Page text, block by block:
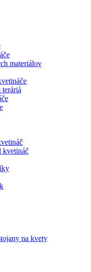
materiálov
teráriá
kvetináč
na kvety